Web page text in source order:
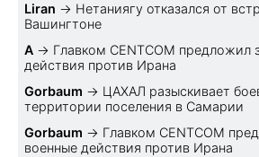
Liran → Нетаниягу отказался от
Вашингтоне
A → Главком CENTCOM предложил
действия против Ирана
Gorbaum → ЦАХАЛ разыскивает
территории поселения в Самарии
Gorbaum → Главком CENTCOM
военные действия против Ирана